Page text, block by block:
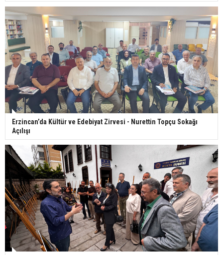
Erzincan’da Kültür ve Edebiyat Zirvesi - Nurettin Topçu Sokağı
Açılışı